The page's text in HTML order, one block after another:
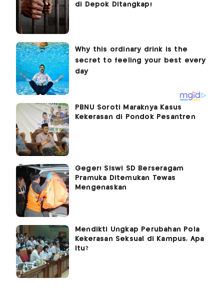
di Depok Ditangkap!
PBNU Soroti Maraknya Kasus
Kekerasan di Pondok Pesantren
Geger! Siswi SD Berseragam
Pramuka Ditemukan Tewas
Mengenaskan
Mendikti Ungkap Perubahan Pola
Kekerasan Seksual di Kampus, Apa
Itu?